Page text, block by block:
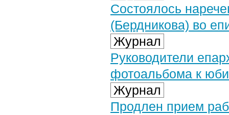
Состоялось
(Бердникова) во
Журнал
Руководители
фотоальбома к
Журнал
Продлен прием